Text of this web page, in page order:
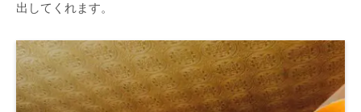
出してくれます。